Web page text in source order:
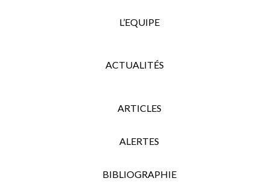
L’EQUIPE
ACTUALITÉS
ARTICLES
ALERTES
BIBLIOGRAPHIE